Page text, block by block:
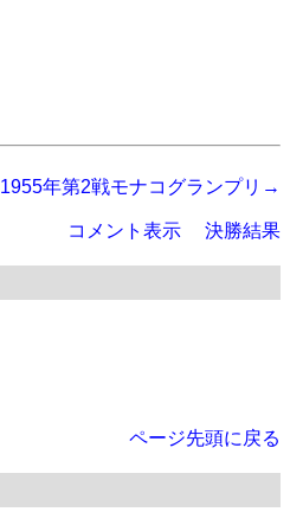
1955年第2戦モナコグランプリ→
コメント表示 決勝結果
ページ先頭に戻る